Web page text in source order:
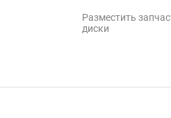
Разместить
диски